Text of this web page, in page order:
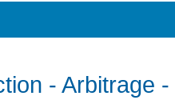
- Arbitrage